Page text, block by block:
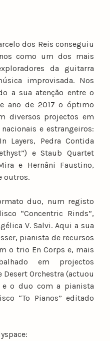
dos Reis conseguiu
como um dos mais
da guitarra
improvisada. Nos
a sua atenção entre o
ano de 2017 o óptimo
diversos projectos em
e estrangeiros:
Layers, Pedra Contida
e Staub Quartet
e Hernâni Faustino,
outros.
duo, num registo
“Concentric Rinds”,
V. Salvi. Aqui a sua
pianista de recursos
o trio En Corps e, mais
em projectos
Orchestra (actuou
e o duo com a pianista
“To Pianos” editado